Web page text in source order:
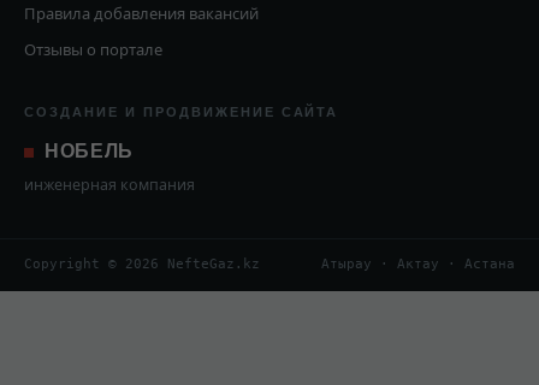
Правила добавления вакансий
Отзывы о портале
СОЗДАНИЕ И ПРОДВИЖЕНИЕ САЙТА
НОБЕЛЬ
инженерная компания
Copyright © 2026 NefteGaz.kz Атырау · Актау · Астана